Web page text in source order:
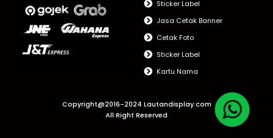
Sticker Label
Jasa Cetak Banner
Cetak Foto
Sticker Label
Kartu Nama
Copyright@2016-2024 Lautandisplay.com
All Right Reserved